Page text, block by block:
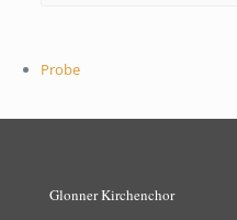
Probe
Glonner Kirchenchor